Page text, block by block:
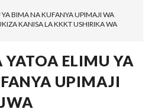
BIMA NA KUFANYA UPIMAJI WA
KANISA LA KKKT USHIRIKA WA
ELIMU YA
UPIMAJI